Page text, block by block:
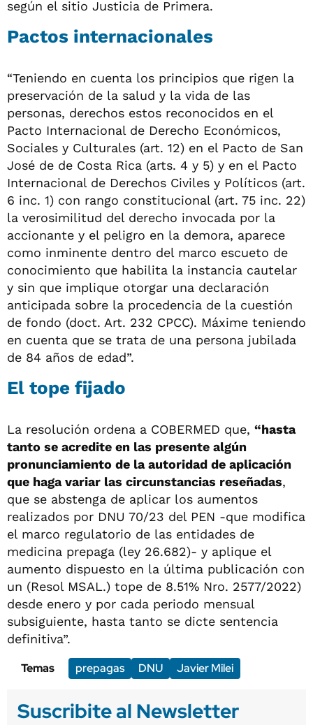
según el sitio Justicia de Primera.
Pactos internacionales
“Teniendo en cuenta los principios que rigen la
preservación de la salud y la vida de las
personas, derechos estos reconocidos en el
Pacto Internacional de Derecho Económicos,
Sociales y Culturales (art. 12) en el Pacto de San
José de de Costa Rica (arts. 4 y 5) y en el Pacto
Internacional de Derechos Civiles y Políticos (art.
6 inc. 1) con rango constitucional (art. 75 inc. 22)
la verosimilitud del derecho invocada por la
accionante y el peligro en la demora, aparece
como inminente dentro del marco escueto de
conocimiento que habilita la instancia cautelar
y sin que implique otorgar una declaración
anticipada sobre la procedencia de la cuestión
de fondo (doct. Art. 232 CPCC). Máxime teniendo
en cuenta que se trata de una persona jubilada
de 84 años de edad”.
El tope fijado
La resolución ordena a COBERMED que, “hasta
tanto se acredite en las presente algún
pronunciamiento de la autoridad de aplicación
que haga variar las circunstancias reseñadas,
que se abstenga de aplicar los aumentos
realizados por DNU 70/23 del PEN -que modifica
el marco regulatorio de las entidades de
medicina prepaga (ley 26.682)- y aplique el
aumento dispuesto en la última publicación con
un (Resol MSAL.) tope de 8.51% Nro. 2577/2022)
desde enero y por cada periodo mensual
subsiguiente, hasta tanto se dicte sentencia
definitiva”.
Temas
prepagas DNU Javier Milei
Suscribite al Newsletter